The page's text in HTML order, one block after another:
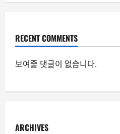
RECENT COMMENTS
보여줄 댓글이 없습니다.
ARCHIVES